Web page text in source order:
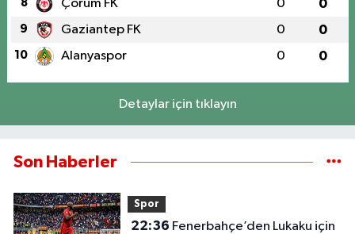
8 Çorum FK 0 0
9 Gaziantep FK 0 0
10 Alanyaspor 0 0
Detaylar için tıklayın
Son Haberler
Spor
22:36